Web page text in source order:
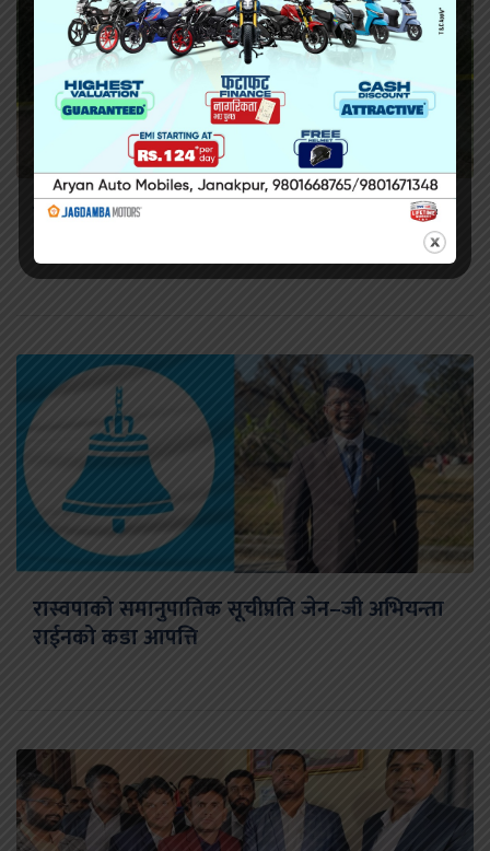
सिराहामा गोली प्रहार गरी हत्या
रास्वपाको समानुपातिक सूचीप्रति जेन–जी अभियन्ता
राईनको कडा आपत्ति